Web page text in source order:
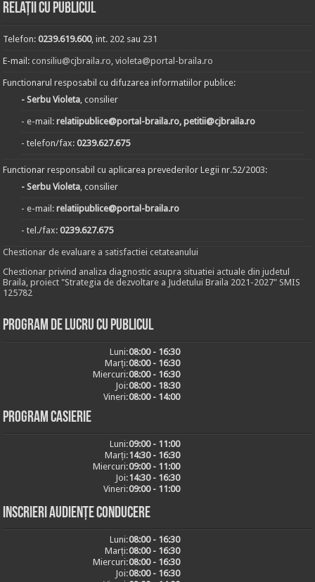
Relații cu publicul
Telefon:0239.619.600, int. 202 sau 231
E-mail:consiliu@cjbraila.ro,violeta@portal-braila.ro
Functionarul resposabil cu difuzarea informatiilor publice:
- Serbu Violeta, consilier
- e-mail:relatiipublice@portal-braila.ro, petitii@cjbraila.ro
- telefon/fax:0239.627.675
Functionar responsabil cu aplicarea prevederilor Legii nr.52/2003:
- Serbu Violeta, consilier
- e-mail:relatiipublice@portal-braila.ro
- tel./fax:0239.627.675
Chestionar de evaluare a satisfactiei cetateanului
Chestionar privind analiza diagnostic asupra situatiei actuale din judetul
Braila, proiect "Strategia de dezvoltare a Judetului Braila 2021-2027" SMIS
125782
Program de lucru cu publicul
Luni:08:00 - 16:30
Marți:08:00 - 16:30
Miercuri:08:00 - 16:30
Joi:08:00 - 18:30
Vineri:08:00 - 14:00
Program casierie
Luni:09:00 - 11:00
Marți:14:30 - 16:30
Miercuri:09:00 - 11:00
Joi:14:30 - 16:30
Vineri:09:00 - 11:00
Inscrieri audiențe conducere
Luni:08:00 - 16:30
Marți:08:00 - 16:30
Miercuri:08:00 - 16:30
Joi:08:00 - 16:30